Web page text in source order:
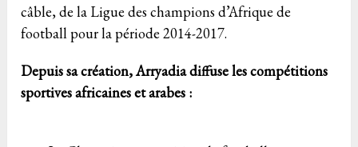
câble, de la Ligue des champions d’Afrique de
football pour la période 2014-2017.
Depuis sa création, Arryadia diffuse les compétitions
sportives africaines et arabes :